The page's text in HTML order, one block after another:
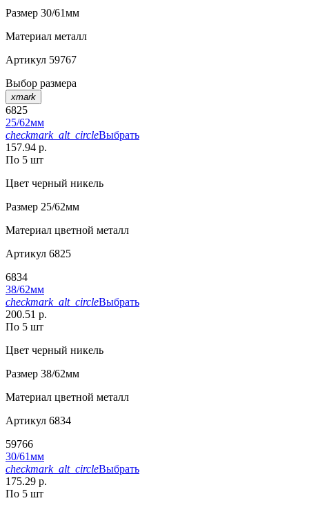
Размер 30/61мм
Материал металл
Артикул 59767
Выбор размера
xmark
6825
25/62мм
checkmark_alt_circleВыбрать
157.94 р.
По 5 шт
Цвет черный никель
Размер 25/62мм
Материал цветной металл
Артикул 6825
6834
38/62мм
checkmark_alt_circleВыбрать
200.51 р.
По 5 шт
Цвет черный никель
Размер 38/62мм
Материал цветной металл
Артикул 6834
59766
30/61мм
checkmark_alt_circleВыбрать
175.29 р.
По 5 шт